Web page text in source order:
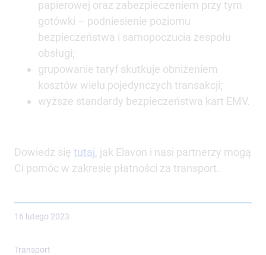
papierowej oraz zabezpieczeniem przy tym
gotówki – podniesienie poziomu
bezpieczeństwa i samopoczucia zespołu
obsługi;
grupowanie taryf skutkuje obniżeniem
kosztów wielu pojedynczych transakcji;
wyższe standardy bezpieczeństwa kart EMV.
Dowiedz się tutaj, jak Elavon i nasi partnerzy mogą
Ci pomóc w zakresie płatności za transport.
16 lutego 2023
Transport